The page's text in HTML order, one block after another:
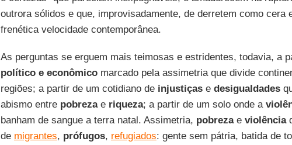
outrora sólidos e que, improvisadamente, de derretem como cera
frenética velocidade contemporânea.
As perguntas se erguem mais teimosas e estridentes, todavia, a
político e econômicomarcado pela assimetria que divide
regiões; a partir de um cotidiano de injustiçase desigualdades
abismo entre pobrezae riqueza; a partir de um solo onde a
banham de sangue a terra natal. Assimetria, pobrezae violência
de migrantes, prófugos, refugiados: gente sem pátria, batida de